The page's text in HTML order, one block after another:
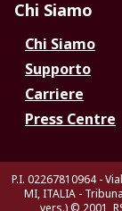
Chi Siamo
Chi Siamo
Supporto
Carriere
Press Centre
P.I. 02267810964 -
MI, ITALIA -